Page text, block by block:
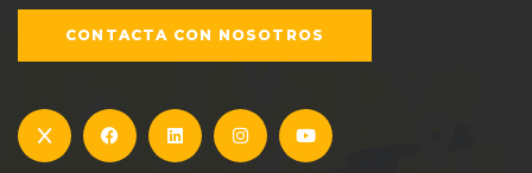
CONTACTA CON NOSOTROS